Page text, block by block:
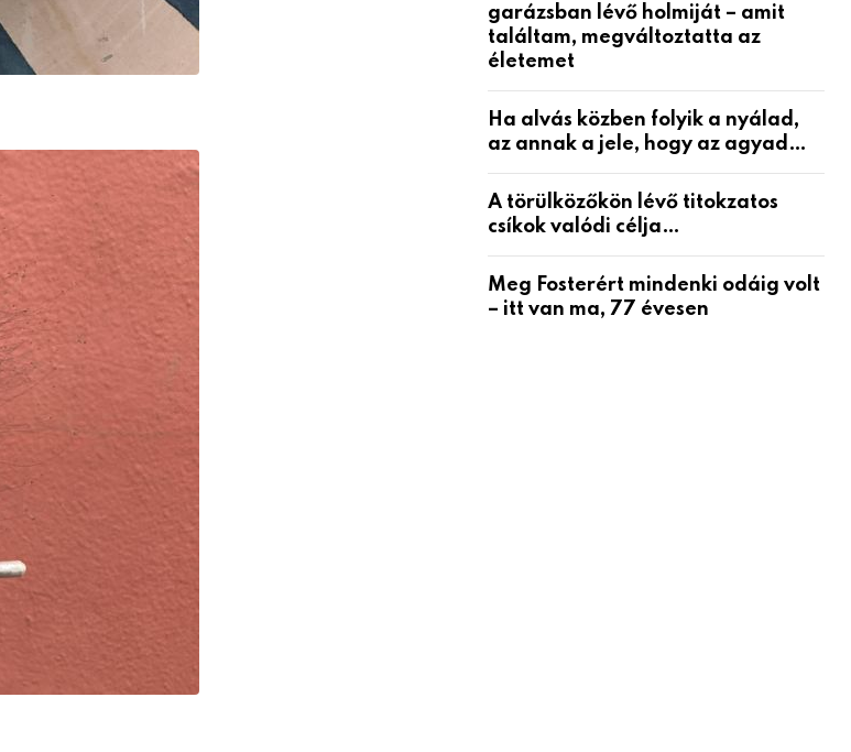
garázsban lévő holmiját – amit
találtam, megváltoztatta az
életemet
Ha alvás közben folyik a nyálad,
az annak a jele, hogy az agyad…
A törülközőkön lévő titokzatos
csíkok valódi célja…
Meg Fosterért mindenki odáig volt
– itt van ma, 77 évesen